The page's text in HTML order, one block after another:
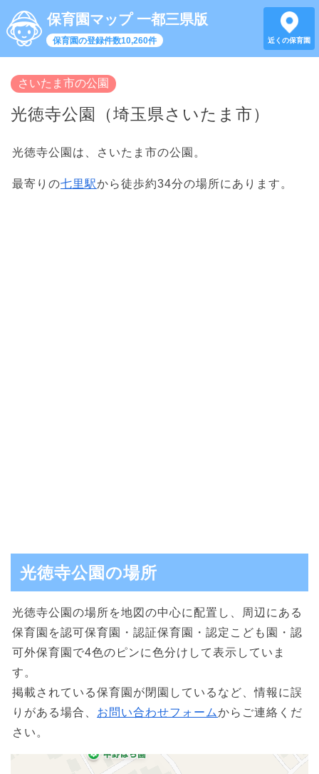
保育園マップ 一都三県版
保育園の登録件数10,260件 近くの保育園
さいたま市の公園
光徳寺公園（埼玉県さいたま市）
光徳寺公園は、さいたま市の公園。
最寄りの七里駅から徒歩約34分の場所にあります。
光徳寺公園の場所
光徳寺公園の場所を地図の中心に配置し、周辺にある
保育園を認可保育園・認証保育園・認定こども園・認
可外保育園で4色のピンに色分けして表示していま
す。
掲載されている保育園が閉園しているなど、情報に誤
りがある場合、 お問い合わせフォームからご連絡くだ
さい。